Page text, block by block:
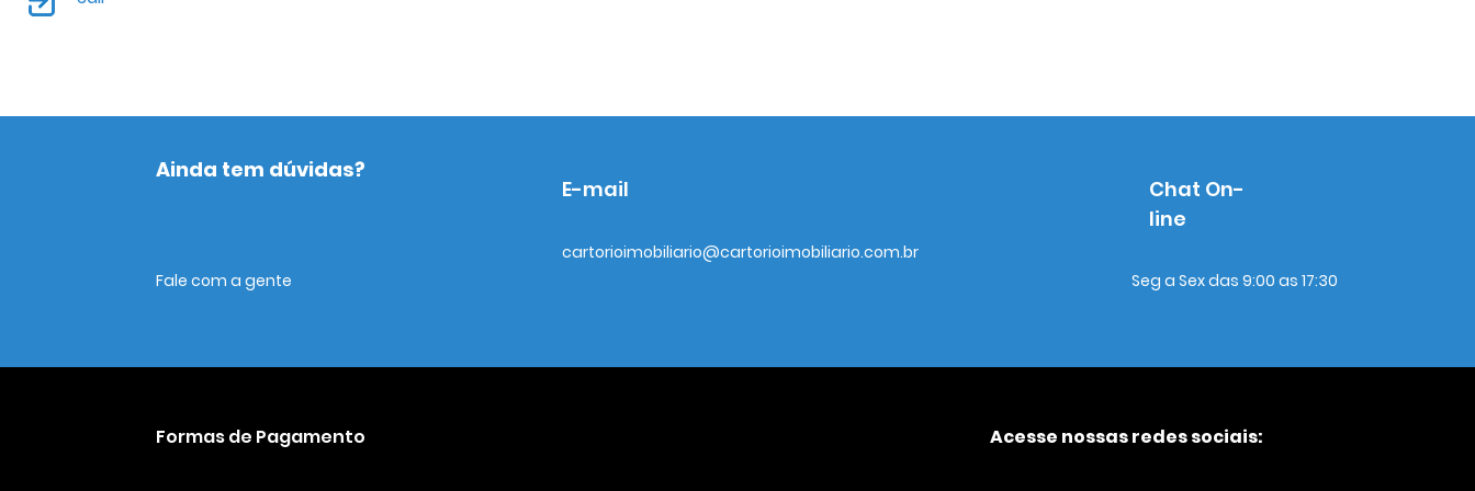
Ainda tem dúvidas?
Fale com a gente
E-mail
cartorioimobiliario@cartorioimobiliario.com.br
Chat On-
line
Seg a Sex das 9:00 as 17:30
Formas de Pagamento Acesse nossas redes sociais: